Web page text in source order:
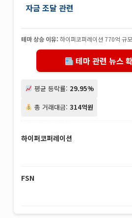
자금 조달 관련
테마 상승 이유: 하이퍼코퍼레이션 770억 규
테마 관련 뉴스
평균 등락률: 29.95%
총 거래대금: 314억원
하이퍼코퍼레이션
FSN